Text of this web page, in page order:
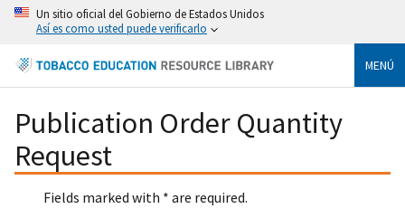
Un sitio oficial del Gobierno de Estados Unidos
Así es como usted puede verificarlo
MENÚ
Publication Order Quantity
Request
Fields marked with * are required.